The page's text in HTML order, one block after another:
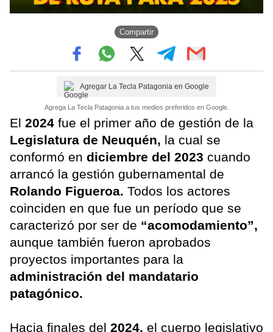
Compartir
Agregar La Tecla Patagonia en Google
Agrega La Tecla Patagonia a tus medios preferidos en Google.
El 2024 fue el primer año de gestión de la
Legislatura de Neuquén, la cual se
conformó en diciembre del 2023 cuando
arrancó la gestión gubernamental de
Rolando Figueroa. Todos los actores
coinciden en que fue un período que se
caracterizó por ser de “acomodamiento”,
aunque también fueron aprobados
proyectos importantes para la
administración del mandatario
patagónico.
Hacia finales del 2024, el cuerpo legislativo